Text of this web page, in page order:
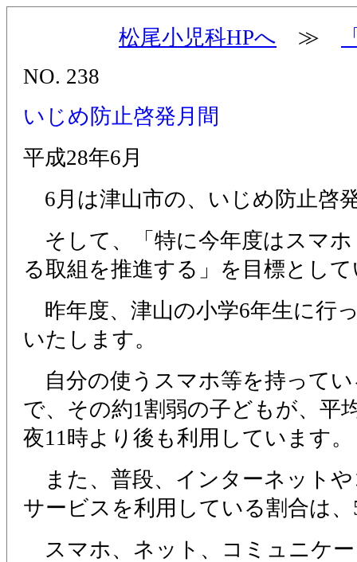
松尾小児科HPへ ≫
NO. 238
いじめ防止啓発月間
平成28年6月
6月は津山市の、いじめ防止啓
そして、「特に今年度はスマ
る取組を推進する」を目標とし
昨年度、津山の小学6年生に行
いたします。
自分の使うスマホ等を持ってい
で、その約1割弱の子どもが、平
夜11時より後も利用しています。
また、普段、インターネット
サービスを利用している割合は
スマホ、ネット、コミュニケ